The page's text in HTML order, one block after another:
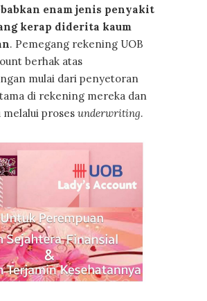
enam jenis penyakit
kerap diderita kaum
. Pemegang rekening UOB
berhak atas
mulai dari penyetoran
di rekening mereka dan
proses underwriting.